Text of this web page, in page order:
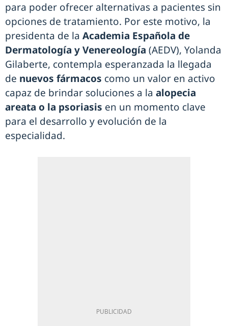
para poder ofrecer alternativas a pacientes sin
opciones de tratamiento. Por este motivo, la
presidenta de la Academia Española de
Dermatología y Venereología (AEDV), Yolanda
Gilaberte, contempla esperanzada la llegada
de nuevos fármacos como un valor en activo
capaz de brindar soluciones a la alopecia
areata o la psoriasis en un momento clave
para el desarrollo y evolución de la
especialidad.